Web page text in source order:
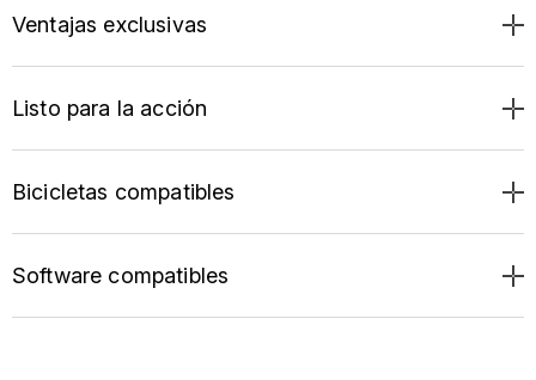
Ventajas exclusivas
Listo para la acción
Bicicletas compatibles
Software compatibles